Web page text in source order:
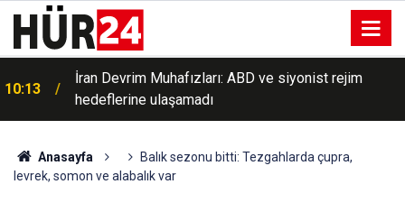
10:13
İran Devrim Muhafızları: ABD ve siyonist rejim
hedeflerine ulaşamadı
10:09
Sinop’ta 2 ilçeye yüksek yangın riski uyarısı
Anasayfa
Balık sezonu bitti: Tezgahlarda çupra,
levrek, somon ve alabalık var